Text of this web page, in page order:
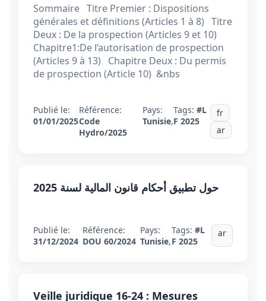
Sommaire Titre Premier : Dispositions
générales et définitions (Articles 1 à 8) Titre
Deux : De la prospection (Articles 9 et 10)
Chapitre1:De l’autorisation de prospection
(Articles 9 à 13) Chapitre Deux : Du permis
de prospection (Article 10) &nbs
Publié le:
01/01/2025
Référence:
Code
Hydro/2025
Pays:
Tunisie,
Tags: #L
F 2025
fr
ar
حول تطبيق أحكام قانون المالية لسنة 2025
Publié le:
31/12/2024
Référence:
DOU 60/2024
Pays:
Tunisie,
Tags:#L
F 2025
ar
Veille juridique 16-24 : Mesures